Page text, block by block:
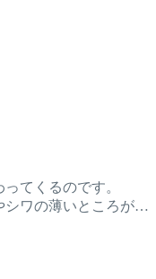
てくるのです。
シワの薄いところが…